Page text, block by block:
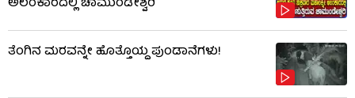
ತೆಂಗಿನ ಮರವನ್ನೇ ಹೊತ್ತೊಯ್ದ ಪುಂಡಾನೆಗಳು!